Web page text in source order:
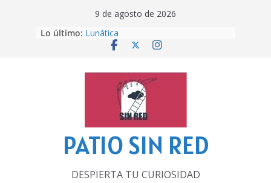
9 de agosto de 2026
Lo último: Lunática
Pero, hasta entonces…
‘La broma infinita’ de recomendar
lecturas veraniegas
Otra del Mundial
PATIO SIN RED
DESPIERTA TU CURIOSIDAD